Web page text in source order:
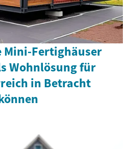
Mini-Fertighäuser
Wohnlösung für
in Betracht